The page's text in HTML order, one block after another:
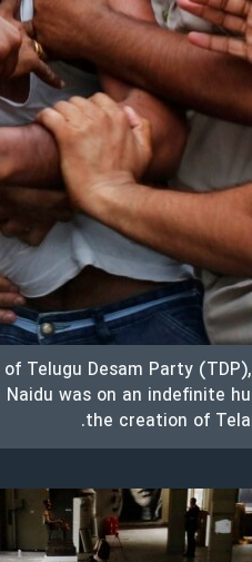
Telugu Desam Party
was on an indefinite
the creation of